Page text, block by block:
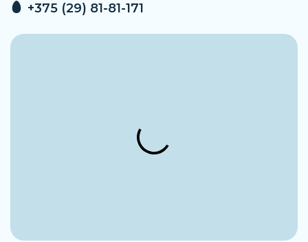
+375 (29) 81-81-171